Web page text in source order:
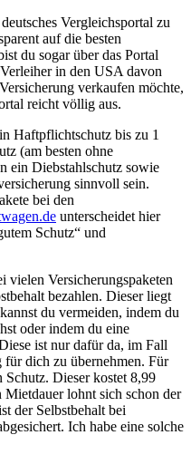
Vergleichsportal zu
auf die besten
du sogar über das Portal
in den USA davon
verkaufen möchte,
reicht völlig aus.
Haftpflichtschutz bis zu 1
(am besten ohne
ein Diebstahlschutz sowie
sinnvoll sein.
bei den
unterscheidet hier
Schutz“ und
vielen Versicherungspaketen
bezahlen. Dieser liegt
du vermeiden, indem du
oder indem du eine
ist nur dafür da, im Fall
für dich zu übernehmen. Für
Dieser kostet 8,99
lohnt sich schon der
der Selbstbehalt bei
Ich habe eine solche